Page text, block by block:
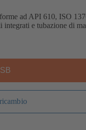
ad API 610, ISO
e tubazione di